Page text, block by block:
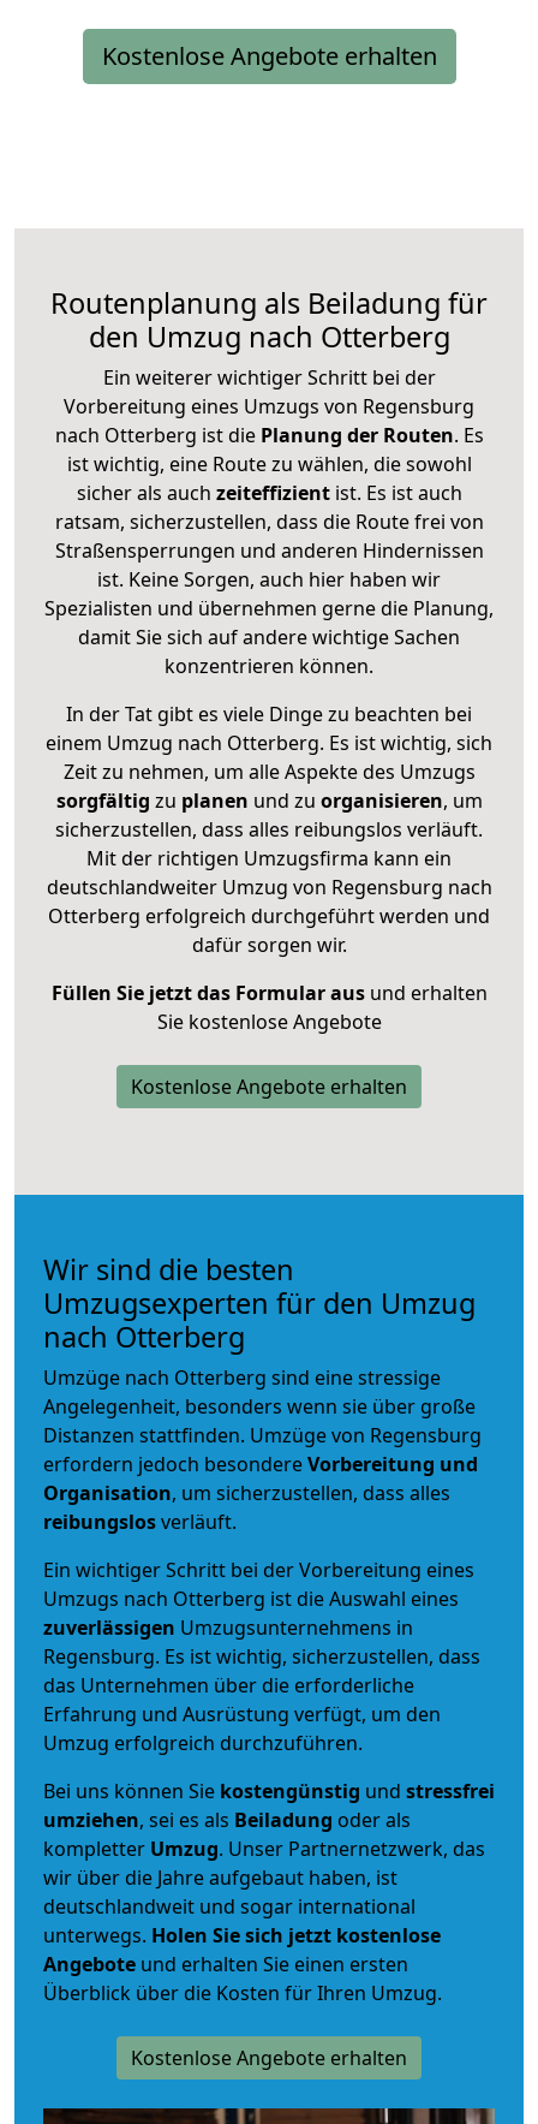
Kostenlose Angebote erhalten
Routenplanung als Beiladung für
den Umzug nach Otterberg
Ein weiterer wichtiger Schritt bei der
Vorbereitung eines Umzugs von Regensburg
nach Otterberg ist diePlanung der Routen. Es
ist wichtig, eine Route zu wählen, die sowohl
sicher als auch zeiteffizientist. Es ist auch
ratsam, sicherzustellen, dass die Route frei von
Straßensperrungen und anderen Hindernissen
ist. Keine Sorgen, auch hier haben wir
Spezialisten und übernehmen gerne die Planung,
damit Sie sich auf andere wichtige Sachen
konzentrieren können.
In der Tat gibt es viele Dinge zu beachten bei
einem Umzug nach Otterberg. Es ist wichtig, sich
Zeit zu nehmen, um alle Aspekte des Umzugs
sorgfältig zu planen und zu organisieren, um
sicherzustellen, dass alles reibungslos verläuft.
Mit der richtigen Umzugsfirma kann ein
deutschlandweiter Umzug von Regensburg nach
Otterberg erfolgreich durchgeführt werden und
dafür sorgen wir.
Füllen Sie jetzt das Formular ausund erhalten
Sie kostenlose Angebote
Kostenlose Angebote erhalten
Wir sind die besten
Umzugsexperten für den Umzug
nach Otterberg
Umzüge nach Otterberg sind eine stressige
Angelegenheit, besonders wenn sie über große
Distanzen stattfinden. Umzüge von Regensburg
erfordern jedoch besondereVorbereitung und
Organisation, um sicherzustellen, dass alles
reibungslosverläuft.
Ein wichtiger Schritt bei der Vorbereitung eines
Umzugs nach Otterberg ist die Auswahl eines
zuverlässigen Umzugsunternehmens in
Regensburg. Es ist wichtig, sicherzustellen, dass
das Unternehmen über die erforderliche
Erfahrung und Ausrüstung verfügt, um den
Umzug erfolgreich durchzuführen.
Bei uns können Sie kostengünstig und stressfrei
umziehen, sei es als Beiladung oder als
kompletter Umzug. Unser Partnernetzwerk, das
wir über die Jahre aufgebaut haben, ist
deutschlandweit und sogar international
unterwegs. Holen Sie sich jetzt kostenlose
Angebote und erhalten Sie einen ersten
Überblick über die Kosten für Ihren Umzug.
Kostenlose Angebote erhalten